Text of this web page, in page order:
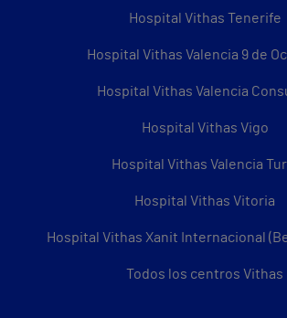
Hospital Vithas Tenerife
Hospital Vithas Valencia 9 de
Hospital Vithas Valencia
Hospital Vithas Vigo
Hospital Vithas Valencia
Hospital Vithas Vitoria
Hospital Vithas Xanit Internacional
Todos los centros Vithas